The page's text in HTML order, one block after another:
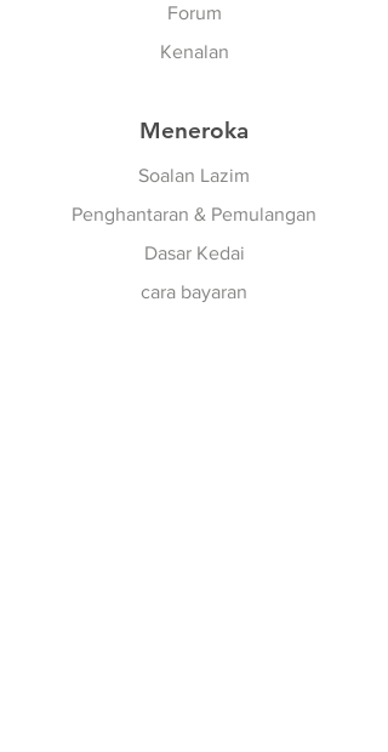
Forum
Kenalan
Meneroka
Soalan Lazim
Penghantaran & Pemulangan
Dasar Kedai
cara bayaran